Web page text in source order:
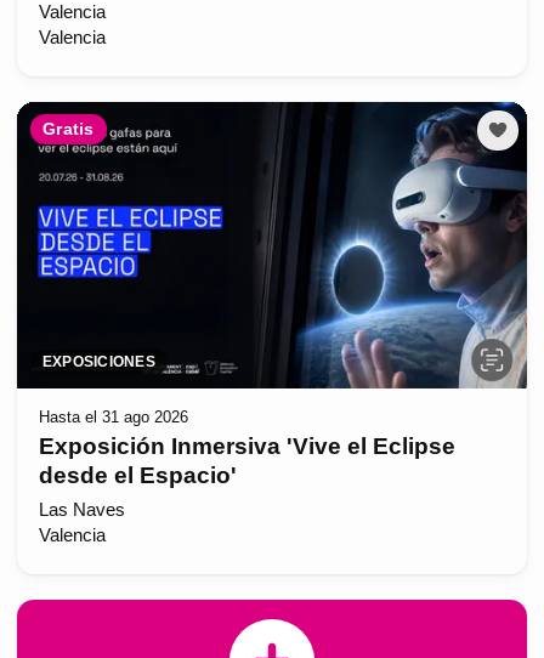
Valencia
Valencia
Gratis
EXPOSICIONES
Hasta el 31 ago 2026
Exposición Inmersiva 'Vive el Eclipse
desde el Espacio'
Las Naves
Valencia